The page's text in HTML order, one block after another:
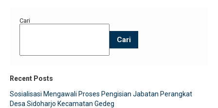
Cari
Cari
Recent Posts
Sosialisasi Mengawali Proses Pengisian Jabatan Perangkat
Desa Sidoharjo Kecamatan Gedeg